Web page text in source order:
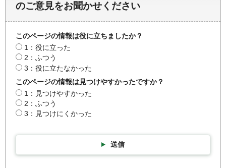
のご意見をお聞かせください
このページの情報は役に立ちましたか？
1：役に立った
2：ふつう
3：役に立たなかった
このページの情報は見つけやすかったですか？
1：見つけやすかった
2：ふつう
3：見つけにくかった
送信